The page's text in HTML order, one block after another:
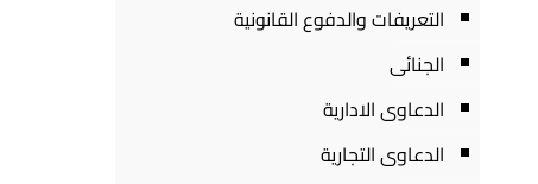
التعريفات والدفوع القانونية
الجنائى
الدعاوى الادارية
الدعاوى التجارية